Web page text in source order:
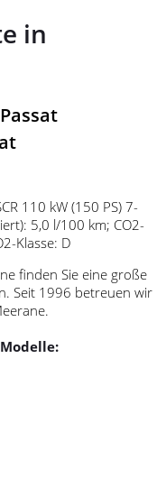
in
110 kW (150 PS) 7-
5,0 l/100 km; CO2-
Klasse: D
finden Sie eine große
Seit 1996 betreuen wir